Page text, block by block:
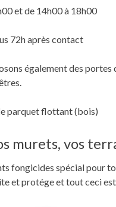
et de 14h00 à 18h00
72h après contact
également des portes
parquet flottant (bois)
murets, vos
fongicides spécial pour
et protége et tout ceci